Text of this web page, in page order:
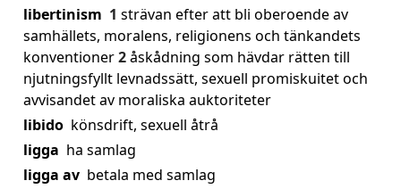
libertinism 1 strävan efter att bli oberoende av
samhällets, moralens, religionens och tänkandets
konventioner2åskådning som hävdar rätten till
njutningsfyllt levnadssätt, sexuell promiskuitet och
avvisandet av moraliska auktoriteter
libido könsdrift, sexuell åtrå
ligga ha samlag
ligga av betala med samlag